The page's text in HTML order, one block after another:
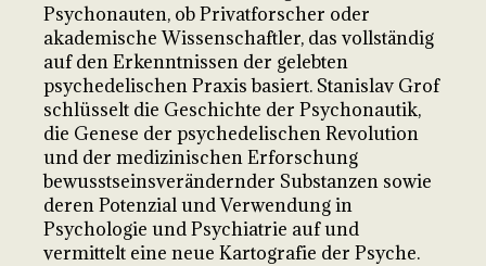
Psychonauten, ob Privatforscher oder
akademische Wissenschaftler, das vollständig
auf den Erkenntnissen der gelebten
psychedelischen Praxis basiert. Stanislav Grof
schlüsselt die Geschichte der Psychonautik,
die Genese der psychedelischen Revolution
und der medizinischen Erforschung
bewusstseinsverändernder Substanzen sowie
deren Potenzial und Verwendung in
Psychologie und Psychiatrie auf und
vermittelt eine neue Kartografie der Psyche.